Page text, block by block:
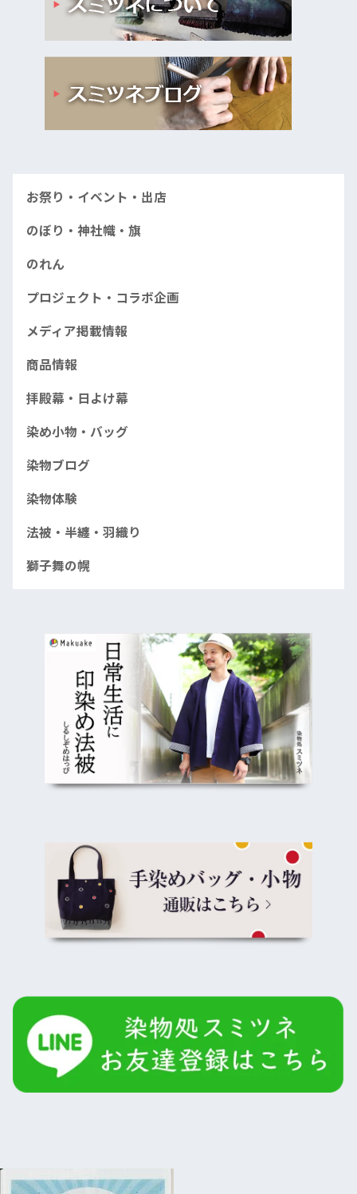
お祭り・イベント・出店
のぼり・神社幟・旗
のれん
プロジェクト・コラボ企画
メディア掲載情報
商品情報
拝殿幕・日よけ幕
染め小物・バッグ
染物ブログ
染物体験
法被・半纏・羽織り
獅子舞の幌